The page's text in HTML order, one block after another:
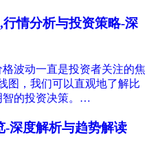
情分析与投资策略-深
波动一直是投资者关注的焦
图，我们可以直观地了解比
智的投资决策。…
-深度解析与趋势解读